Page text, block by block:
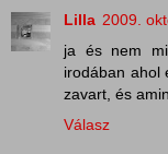
Lilla 2009.
ja és nem
irodában ahol
zavart, és
Válasz